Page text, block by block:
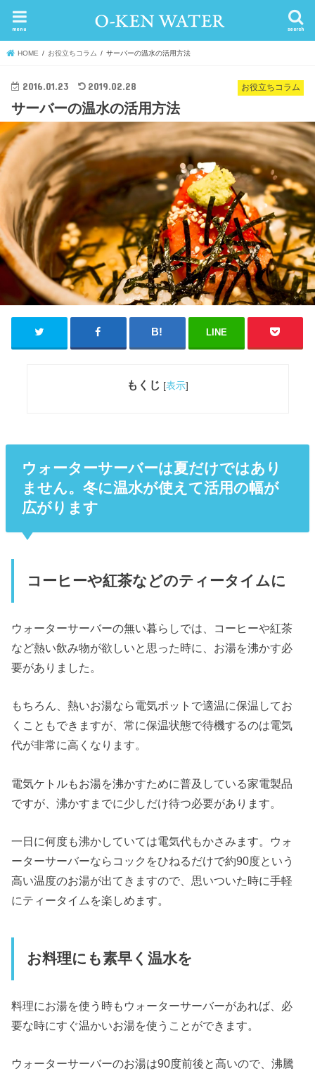
search
menu
HOME お役立ちコラム サーバーの温水の活用方法
お役立ちコラム
2016.01.23 2019.02.28
サーバーの温水の活用方法
LINE
もくじ [表示]
ウォーターサーバーは夏だけではあり
ません。冬に温水が使えて活用の幅が
広がります
コーヒーや紅茶などのティータイムに
ウォーターサーバーの無い暮らしでは、コーヒーや紅茶
など熱い飲み物が欲しいと思った時に、お湯を沸かす必
要がありました。
もちろん、熱いお湯なら電気ポットで適温に保温してお
くこともできますが、常に保温状態で待機するのは電気
代が非常に高くなります。
電気ケトルもお湯を沸かすために普及している家電製品
ですが、沸かすまでに少しだけ待つ必要があります。
一日に何度も沸かしていては電気代もかさみます。ウォ
ーターサーバーならコックをひねるだけで約90度という
高い温度のお湯が出てきますので、思いついた時に手軽
にティータイムを楽しめます。
お料理にも素早く温水を
料理にお湯を使う時もウォーターサーバーがあれば、必
要な時にすぐ温かいお湯を使うことができます。
ウォーターサーバーのお湯は90度前後と高いので、沸騰